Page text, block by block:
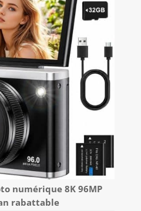
numérique 8K 96MP
rabattable